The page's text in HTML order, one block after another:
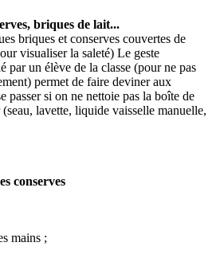
briques de lait...
briques et conserves couvertes de
visualiser la saleté) Le geste
par un élève de la classe (pour ne pas
permet de faire deviner aux
passer si on ne nettoie pas la boîte de
lavette, liquide vaisselle manuelle,
conserves
mains ;